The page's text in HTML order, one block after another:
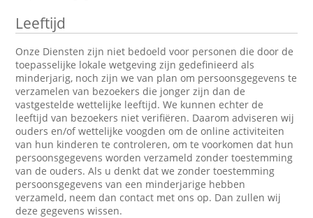
Leeftijd
Onze Diensten zijn niet bedoeld voor personen die door de
toepasselijke lokale wetgeving zijn gedefinieerd als
minderjarig, noch zijn we van plan om persoonsgegevens te
verzamelen van bezoekers die jonger zijn dan de
vastgestelde wettelijke leeftijd. We kunnen echter de
leeftijd van bezoekers niet verifiëren. Daarom adviseren wij
ouders en/of wettelijke voogden om de online activiteiten
van hun kinderen te controleren, om te voorkomen dat hun
persoonsgegevens worden verzameld zonder toestemming
van de ouders. Als u denkt dat we zonder toestemming
persoonsgegevens van een minderjarige hebben
verzameld, neem dan contact met ons op. Dan zullen wij
deze gegevens wissen.